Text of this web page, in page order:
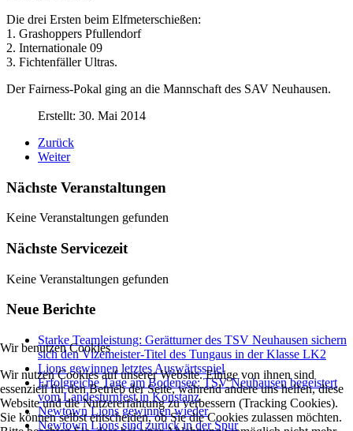
Die drei Ersten beim Elfmeterschießen:
1. Grashoppers Pfullendorf
2. Internationale 09
3. Fichtenfäller Ultras.
Der Fairness-Pokal ging an die Mannschaft des SAV Neuhausen.
Erstellt: 30. Mai 2014
Zurück
Weiter
Nächste Veranstaltungen
Keine Veranstaltungen gefunden
Nächste Servicezeit
Keine Veranstaltungen gefunden
Neue Berichte
Starke Teamleistung: Gerätturner des TSV Neuhausen sichern
sich den Vizemeister-Titel des Tungaus in der Klasse LK2
Lions gewinnen letztes Auswärtsspiel
Erfolgreiche Tage am Bodensee: TSV Neuhausen begeistert
vom Landesturnfest in Konstanz
Newtown Lions gewinnen wieder
Newtown Lions sind zurück in der Spur
Wir benutzen Cookies
Wir nutzen Cookies auf unserer Website. Einige von ihnen sind
essenziell für den Betrieb der Seite, während andere uns helfen, diese
Website und die Nutzererfahrung zu verbessern (Tracking Cookies).
Sie können selbst entscheiden, ob Sie die Cookies zulassen möchten.